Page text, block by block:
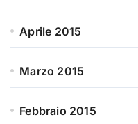
Aprile 2015
Marzo 2015
Febbraio 2015